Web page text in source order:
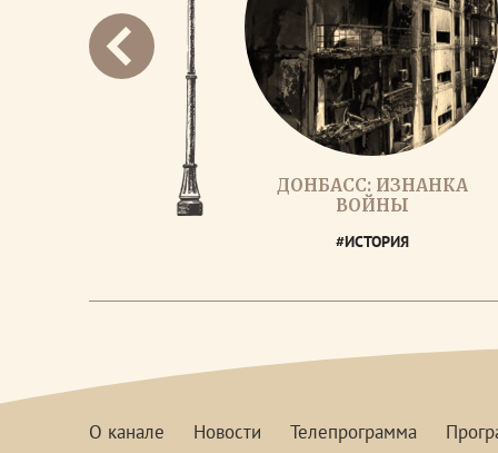
ДОНБАСС: ИЗНАНКА
ВОЙНЫ
#ИСТОРИЯ
О канале Новости Телепрограмма